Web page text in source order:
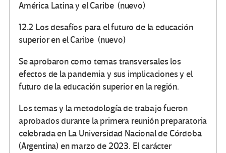
América Latina y el Caribe (nuevo)
12.2 Los desafíos para el futuro de la educación
superior en el Caribe (nuevo)
Se aprobaron como temas transversales los
efectos de la pandemia y sus implicaciones y el
futuro de la educación superior en la región.
Los temas y la metodología de trabajo fueron
aprobados durante la primera reunión preparatoria
celebrada en La Universidad Nacional de Córdoba
(Argentina) en marzo de 2023. El carácter